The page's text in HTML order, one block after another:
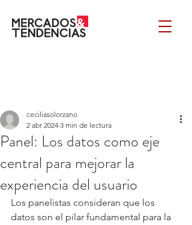
Panel: Los datos como eje
central para mejorar la
experiencia del usuario
ceciliasolorzano
2 abr 2024 3 min de lectura
Los panelistas consideran que los
datos son el pilar fundamental para la